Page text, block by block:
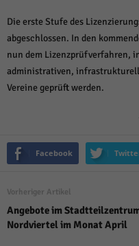
Die erste Stufe des
abgeschlossen. In den
nun dem Lizenzprüfverfahren,
administrativen,
Vereine geprüft werden.
Facebook
Vorheriger Artikel
Angebote im
Nordviertel im Monat April
über Websites hinweg verfolgen.
Cookie-
Externe Medien (6)
Inhalte von Videoplattformen und
Cookie-
powered by Borlabs Cookie